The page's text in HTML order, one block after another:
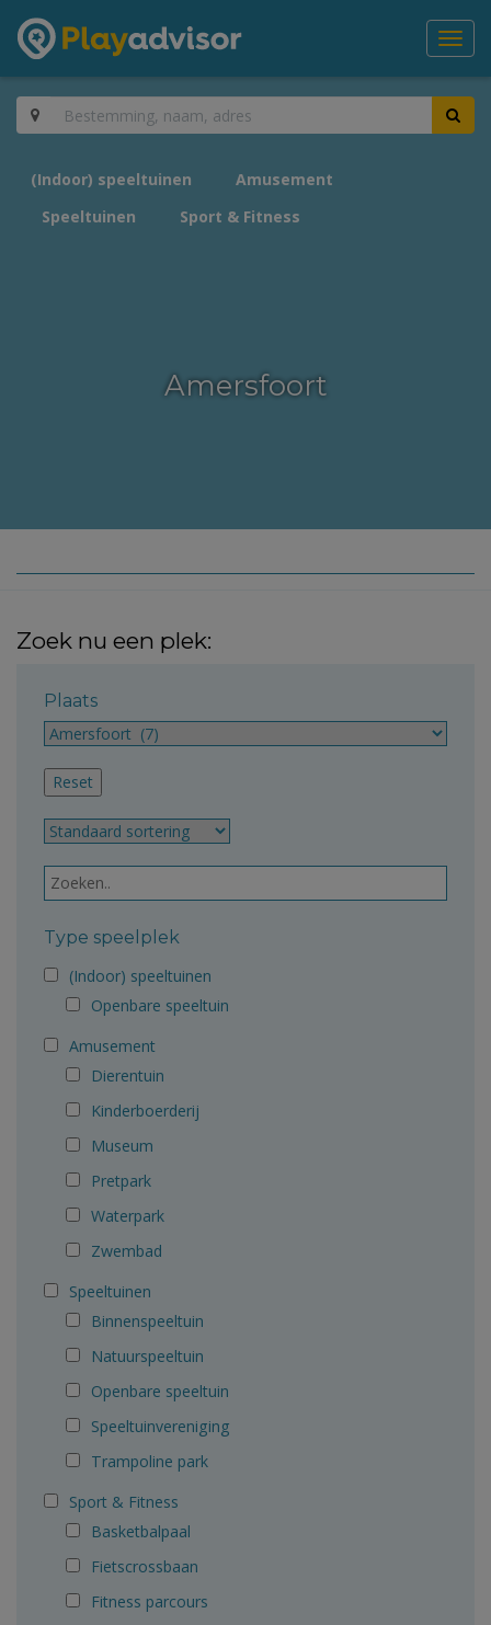
(Indoor) speeltuinen
Amusement
Speeltuinen
Sport & Fitness
Amersfoort
Zoek nu een plek:
Plaats
Type speelplek
(Indoor) speeltuinen
Openbare speeltuin
Amusement
Dierentuin
Kinderboerderij
Museum
Pretpark
Waterpark
Zwembad
Speeltuinen
Binnenspeeltuin
Natuurspeeltuin
Openbare speeltuin
Speeltuinvereniging
Trampoline park
Sport & Fitness
Basketbalpaal
Fietscrossbaan
Fitness parcours